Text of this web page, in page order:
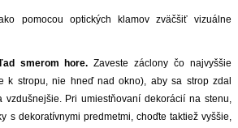
pomocou optických klamov zväčšiť vizuálne
smerom hore.Zaveste záclony čo najvyššie
k stropu, nie hneď nad okno), aby sa strop zdal
Pri umiestňovaní dekorácií na stenu,
s dekoratívnymi predmetmi, choďte taktiež vyššie,